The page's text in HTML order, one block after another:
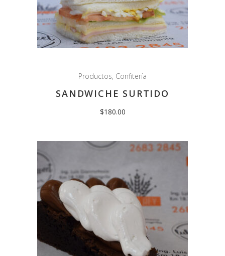
Productos, Confitería
SANDWICHE SURTIDO
$180.00